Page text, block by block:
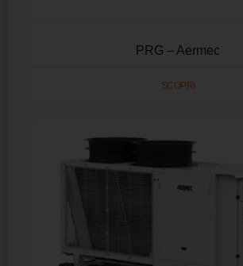
PRG – Aermec
SCOPRI